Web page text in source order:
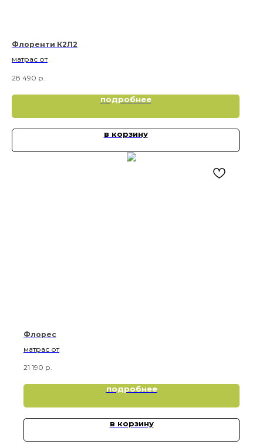
Флоренти К2Л2
матрас от
28 490 р.
подробнее
в корзину
Флорес
матрас от
21 190 р.
подробнее
в корзину